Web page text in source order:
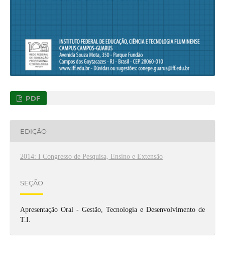
PDF
EDIÇÃO
2014: I Congresso de Pesquisa, Ensino e Extensão
SEÇÃO
Apresentação Oral - Gestão, Tecnologia e Desenvolvimento de
T.I.